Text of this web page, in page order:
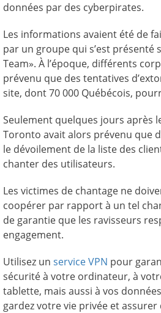
données par des cyberpirates.
Les informations avaient été de
par un groupe qui s’est présenté
Team». À l’époque, différents
prévenu que des tentatives
site, dont 70 000 Québécois,
Seulement quelques jours après
Toronto avait alors prévenu que
le dévoilement de la liste des
chanter des utilisateurs.
Les victimes de chantage ne
coopérer par rapport à un tel
de garantie que les ravisseurs
engagement.
Utilisez un service VPN pour
sécurité à votre ordinateur, à
tablette, mais aussi à vos
gardez votre vie privée et assurer